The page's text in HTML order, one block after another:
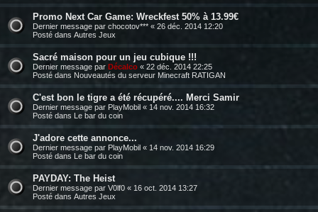
Promo Next Car Game: Wreckfest 50% à 13.99€
Dernier message par chocotov*** « 26 déc. 2014 12:20
Posté dans Autres Jeux
Sacré maison pour un jeu cubique !!!
Dernier message par Décalco « 22 déc. 2014 22:25
Posté dans Nouveautés du serveur Minecraft RATIGAN
C'est bon le tigre a été récupéré.... Merci Samir
Dernier message par PlayMobil « 14 nov. 2014 16:32
Posté dans Le bar du coin
J'adore cette annonce...
Dernier message par PlayMobil « 14 nov. 2014 16:29
Posté dans Le bar du coin
PAYDAY: The Heist
Dernier message par V0lf0 « 16 oct. 2014 13:27
Posté dans Autres Jeux